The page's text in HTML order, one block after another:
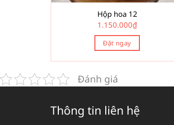
Hộp hoa 12
1.150.000₫
Đặt ngay
Đánh giá
Thông tin liên hệ